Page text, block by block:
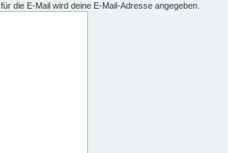
die E-Mail wird deine E-Mail-Adresse angegeben.